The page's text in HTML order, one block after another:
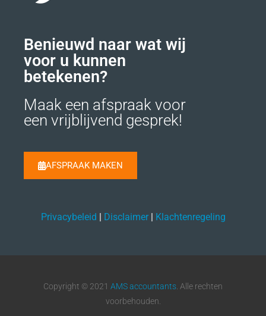
Benieuwd naar wat wij
voor u kunnen
betekenen?
Maak een afspraak voor
een vrijblijvend gesprek!
AFSPRAAK MAKEN
Privacybeleid Disclaimer| Klachtenregeling
Copyright © 2021 AMS accountants. Alle rechten
voorbehouden.